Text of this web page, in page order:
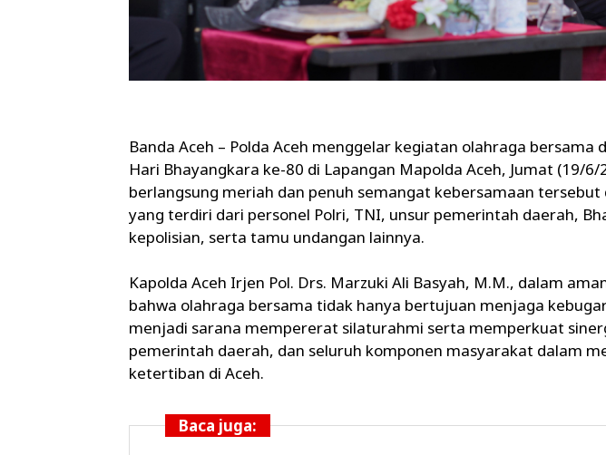
Banda Aceh – Polda Aceh menggelar kegiatan olahraga
Hari Bhayangkara ke-80 di Lapangan Mapolda Aceh, Jumat (19/
berlangsung meriah dan penuh semangat kebersamaan
yang terdiri dari personel Polri, TNI, unsur pemerintah daerah,
kepolisian, serta tamu undangan lainnya.
Kapolda Aceh Irjen Pol. Drs. Marzuki Ali Basyah, M.M., dalam
bahwa olahraga bersama tidak hanya bertujuan menjaga
menjadi sarana mempererat silaturahmi serta memperkuat
pemerintah daerah, dan seluruh komponen masyarakat dalam
ketertiban di Aceh.
Baca juga: